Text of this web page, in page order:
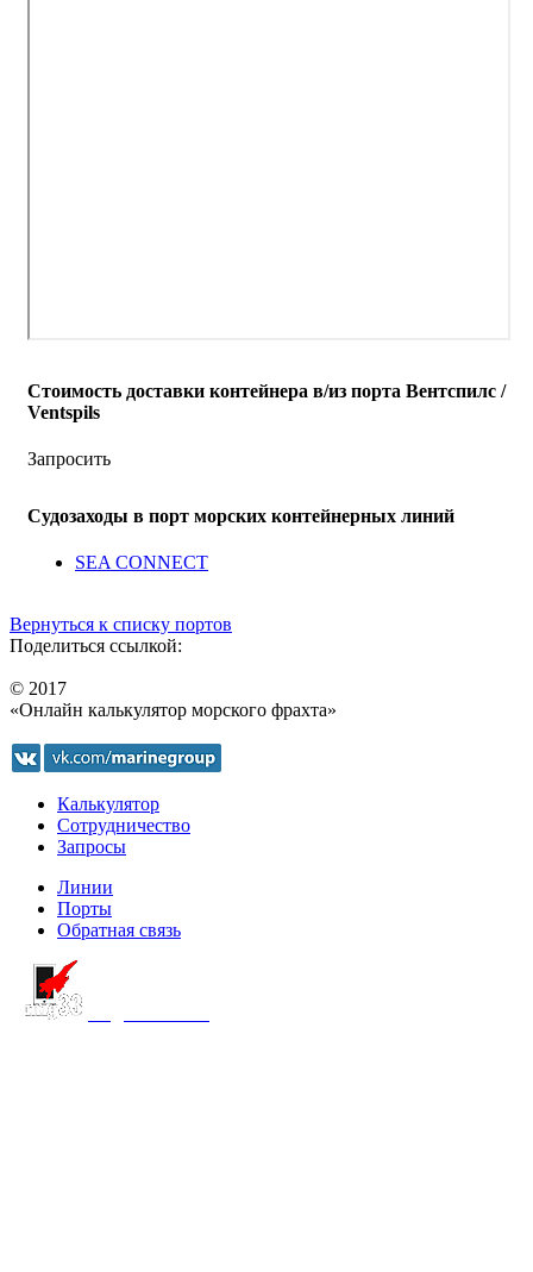
Стоимость доставки контейнера в/из порта Вентспилс /
Ventspils
Запросить
Судозаходы в порт морских контейнерных линий
SEA CONNECT
Вернуться к списку портов
Поделиться ссылкой:
© 2017
«Онлайн калькулятор морского фрахта»
Калькулятор
Сотрудничество
Запросы
Линии
Порты
Обратная связь